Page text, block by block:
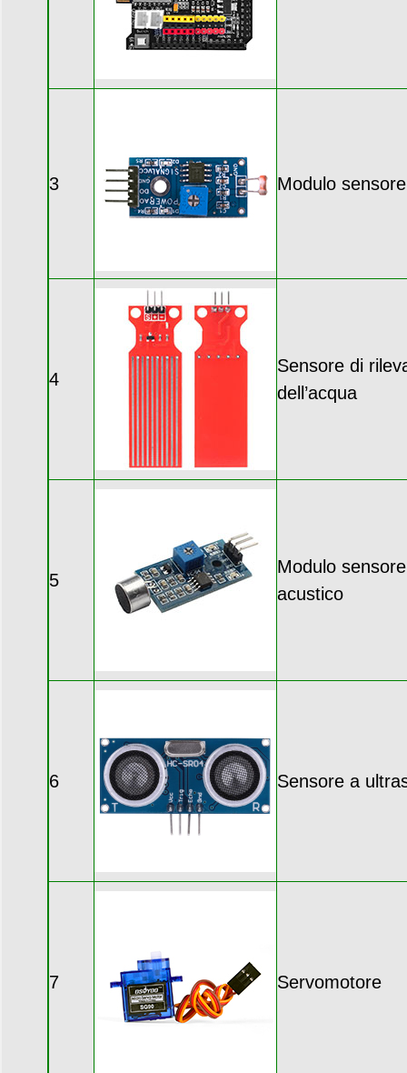
3 Modulo
4
Sensore di
dell’acqua
5
Modulo
acustico
6 Sensore a
7 Servomotore